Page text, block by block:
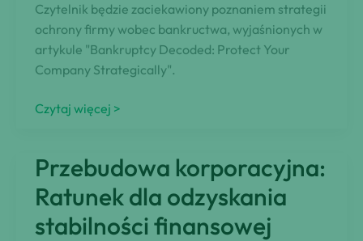
rejestru
dłużników
Czytelnik będzie zaciekawiony poznaniem strategii
ochrony firmy wobec bankructwa, wyjaśnionych w
artykule "Bankruptcy Decoded: Protect Your
Company Strategically".
Bankructwo
Twojej
Firmy
Strategicznie
Czytaj więcej >
Przebudowa korporacyjna:
Ratunek dla odzyskania
stabilności finansowej